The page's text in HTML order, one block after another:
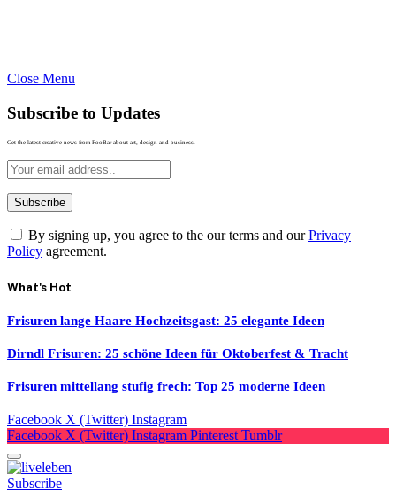
Close Menu
Subscribe to Updates
Get the latest creative news from FooBar about art, design and business.
By signing up, you agree to the our terms and ourPrivacy
Policy agreement.
What's Hot
Frisuren lange Haare Hochzeitsgast: 25 elegante Ideen
Dirndl Frisuren: 25 schöne Ideen für Oktoberfest & Tracht
Frisuren mittellang stufig frech: Top 25 moderne Ideen
Facebook X (Twitter) Instagram
Facebook X (Twitter) Instagram Pinterest Tumblr
Subscribe